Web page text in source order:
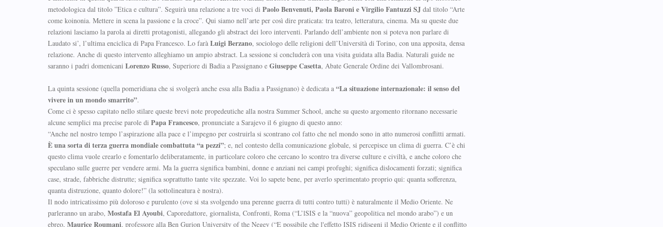
metodologica dal titolo ”Etica e cultura”. Seguirà una relazione a tre voci di Paolo Benvenuti, Paola Baroni e Virgilio Fantuzzi SJ dal titolo “Arte
come koinonia. Mettere in scena la passione e la croce”. Qui siamo nell’arte per così dire praticata: tra teatro, letteratura, cinema. Ma su queste due
relazioni lasciamo la parola ai diretti protagonisti, allegando gli abstract dei loro interventi. Parlando dell’ambiente non si poteva non parlare di
Laudato si’, l’ultima enciclica di Papa Francesco. Lo farà Luigi Berzano, sociologo delle religioni dell’Università di Torino, con una apposita, densa
relazione. Anche di questo intervento alleghiamo un ampio abstract. La sessione si concluderà con una visita guidata alla Badia. Naturali guide ne
saranno i padri domenicani Lorenzo Russo, Superiore di Badia a Passignano e Giuseppe Casetta, Abate Generale Ordine dei Vallombrosani.
La quinta sessione (quella pomeridiana che si svolgerà anche essa alla Badia a Passignano) è dedicata a “La situazione internazionale: il senso del
vivere in un mondo smarrito”.
Come ci è spesso capitato nello stilare queste brevi note propedeutiche alla nostra Summer School, anche su questo argomento ritornano necessarie
alcune semplici ma precise parole di Papa Francesco, pronunciate a Sarajevo il 6 giugno di questo anno:
“Anche nel nostro tempo l’aspirazione alla pace e l’impegno per costruirla si scontrano col fatto che nel mondo sono in atto numerosi conflitti armati.
È una sorta di terza guerra mondiale combattuta “a pezzi”; e, nel contesto della comunicazione globale, si percepisce un clima di guerra. C’è chi
questo clima vuole crearlo e fomentarlo deliberatamente, in particolare coloro che cercano lo scontro tra diverse culture e civiltà, e anche coloro che
speculano sulle guerre per vendere armi. Ma la guerra significa bambini, donne e anziani nei campi profughi; significa dislocamenti forzati; significa
case, strade, fabbriche distrutte; significa soprattutto tante vite spezzate. Voi lo sapete bene, per averlo sperimentato proprio qui: quanta sofferenza,
quanta distruzione, quanto dolore!” (la sottolineatura è nostra).
Il nodo intricatissimo più doloroso e purulento (ove si sta svolgendo una perenne guerra di tutti contro tutti) è naturalmente il Medio Oriente. Ne
parleranno un arabo, Mostafa El Ayoubi, Caporedattore, giornalista, Confronti, Roma (“L’lSIS e la “nuova” geopolitica nel mondo arabo”) e un
ebreo, Maurice Roumani, professore alla Ben Gurion University of the Negev (“E possibile che l'effetto ISIS ridisegni il Medio Oriente e il conflitto